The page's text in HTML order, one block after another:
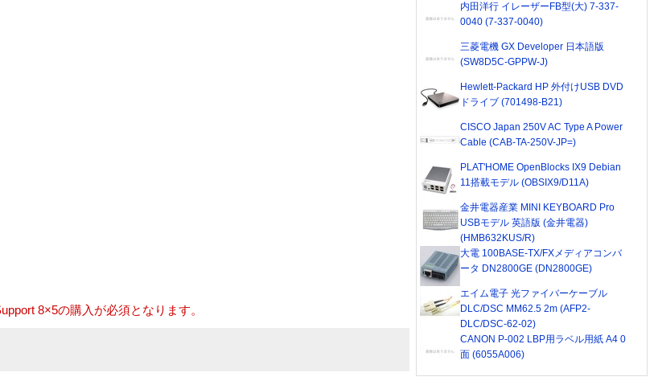
8×5の購入が必須となります。
内田洋行 イレーザーFB型(大) 7-337-
0040 (7-337-0040)
三菱電機 GX Developer 日本語版
(SW8D5C-GPPW-J)
Hewlett-Packard HP 外付けUSB DVD
ドライブ (701498-B21)
CISCO Japan 250V AC Type A Power
Cable (CAB-TA-250V-JP=)
PLAT'HOME OpenBlocks IX9 Debian
11搭載モデル (OBSIX9/D11A)
金井電器産業 MINI KEYBOARD Pro
USBモデル 英語版 (金井電器)
(HMB632KUS/R)
大電 100BASE-TX/FXメディアコンバ
ータ DN2800GE (DN2800GE)
エイム電子 光ファイバーケーブル
DLC/DSC MM62.5 2m (AFP2-
DLC/DSC-62-02)
CANON P-002 LBP用ラベル用紙 A4 0
面 (6055A006)